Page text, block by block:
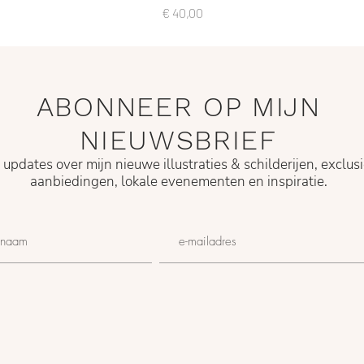
Prijs
€ 40,00
ABONNEER OP MIJN
NIEUWSBRIEF
over mijn nieuwe illustraties & schilderijen,
aanbiedingen, lokale evenementen en inspiratie.